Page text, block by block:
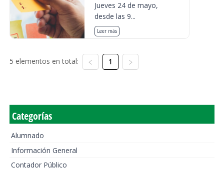
Jueves 24 de mayo,
desde las 9...
Leer más
5 elementos en total: 1
Categorías
Alumnado
Información General
Contador Público